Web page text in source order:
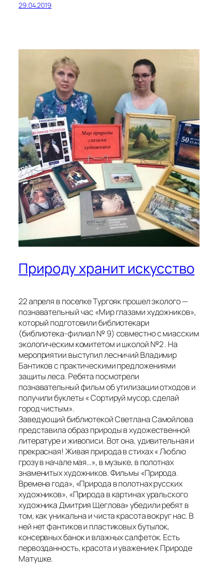
29.04.2019
Природу хранит искусство
22 апреля в поселке Тургояк прошел эколого —
познавательный час «Мир глазами художников»,
который подготовили библиотекари
(библиотека-филиал № 9) совместно с миасским
экологическим комитетом и школой №2 . На
мероприятии выступил лесничий Владимир
Бантиков с практическими предложениями
защиты леса. Ребята посмотрели
познавательный фильм об утилизации отходов и
получили буклеты « Сортируй мусор, сделай
город чистым».
Заведующий библиотекой Светлана Самойлова
представила образ природы в художественной
литературе и живописи. Вот она, удивительная и
прекрасная! Живая природа в стихах « Люблю
грозу в начале мая…», в музыке, в полотнах
знаменитых художников. Фильмы «Природа.
Времена года», «Природа в полотнах русских
художников», «Природа в картинах уральского
художника Дмитрия Щеглова» убедили ребят в
том, как уникальна и чиста красота вокруг нас. В
ней нет фантиков и пластиковых бутылок,
консервных банок и влажных салфеток. Есть
первозданность, красота и уважение к Природе
Матушке.